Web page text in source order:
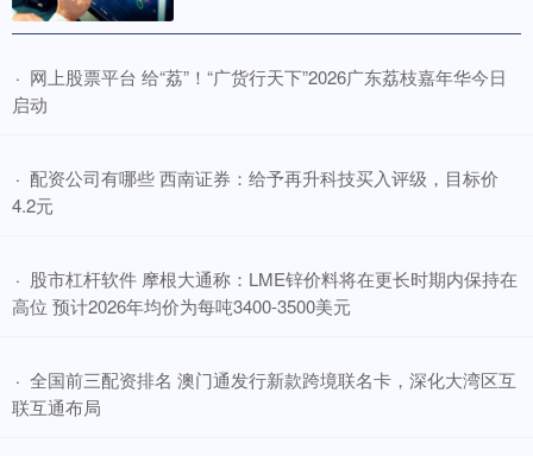
· ​网上股票平台 给“荔”！“广货行天下”2026广东荔枝嘉年华今日
启动
· ​配资公司有哪些 西南证券：给予再升科技买入评级，目标价
4.2元
· ​股市杠杆软件 摩根大通称：LME锌价料将在更长时期内保持在
高位 预计2026年均价为每吨3400-3500美元
· ​全国前三配资排名 澳门通发行新款跨境联名卡，深化大湾区互
联互通布局